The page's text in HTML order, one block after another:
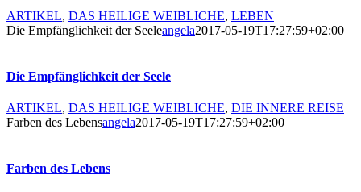
ARTIKEL, DAS HEILIGE WEIBLICHE, LEBEN
Die Empfänglichkeit der Seeleangela2017-05-19T17:27:59+02:00
Die Empfänglichkeit der Seele
ARTIKEL, DAS HEILIGE WEIBLICHE, DIE INNERE REISE
Farben des Lebensangela2017-05-19T17:27:59+02:00
Farben des Lebens